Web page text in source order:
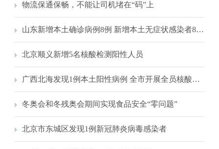
物流保通保畅，不能让司机堵在“码”上
山东新增本土确诊病例8例 新增本土无症状感染者84例
北京顺义新增5名核酸检测阳性人员
广西北海发现1例本土阳性病例 全市开展全员核酸检测
冬奥会和冬残奥会期间实现食品安全“零问题”
北京市东城区发现1例新冠肺炎病毒感染者